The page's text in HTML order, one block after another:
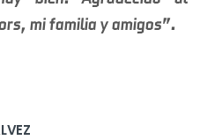
mi familia y amigos”.